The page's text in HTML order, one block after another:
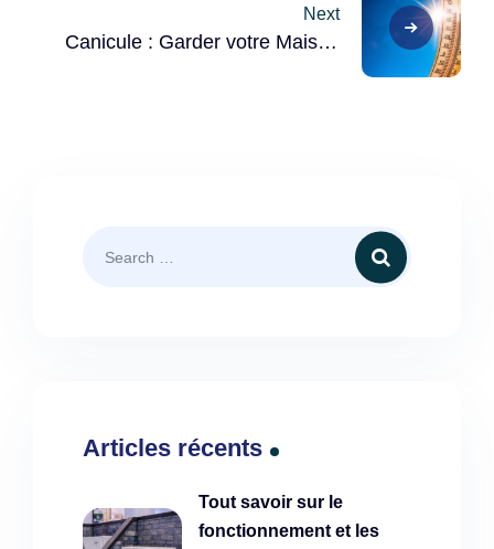
Next
Canicule : Garder votre Maison
Articles récents
Tout savoir sur le
fonctionnement et les